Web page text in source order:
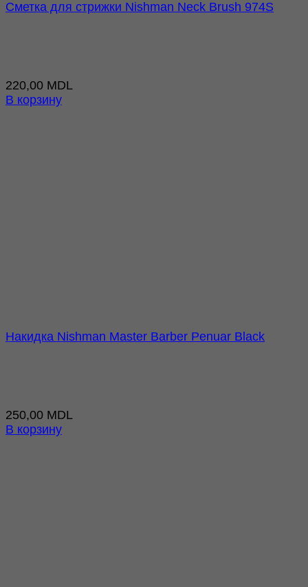
Сметка для стрижки Nishman Neck Brush 974S
220,00 MDL
В корзину
Накидка Nishman Master Barber Penuar Black
250,00 MDL
В корзину